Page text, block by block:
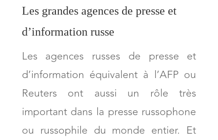
Les grandes agences de presse et
d’information russe
Les agences russes de presse et
d’information équivalent à l’AFP ou
Reuters ont aussi un rôle très
important dans la presse russophone
ou russophile du monde entier. Et